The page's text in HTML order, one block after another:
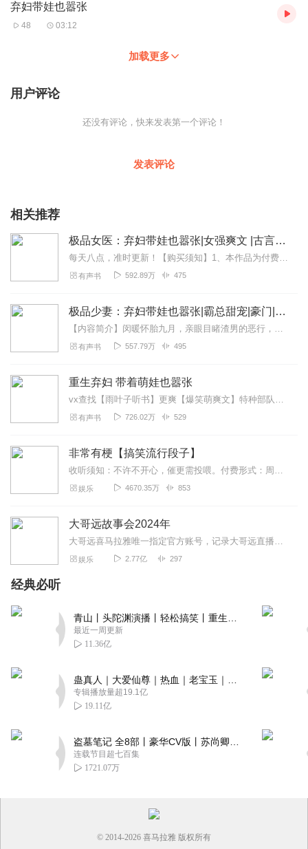
弃妇带娃也嚣张
48 03:12
加载更多
用户评论
还没有评论，快来发表第一个评论！
发表评论
相关推荐
极品女医：弃妇带娃也嚣张|女强爽文 |古言穿越|多人有声剧
每天八点，准时更新！【购买须知】1、本作品为付费有声书，购买成功后，即可收听。2、版权归原作者所有，严禁翻录成任何形式，严禁在任何第三方平台传播，违者将追究其法...
有声书 592.89万 475
极品少妻：弃妇带娃也嚣张|霸总甜宠|豪门|高甜萌宝
【内容简介】闵暖怀胎九月，亲眼目睹渣男的恶行，险些惨死在渣妹手中六年后，她携超萌小包子华丽归来孩子亲爹的身份闪瞎所有人狗眼亲爹身边还有一个和小包子一模一样的小男...
有声书 557.79万 495
重生弃妇 带着萌娃也嚣张
vx查找【雨叶子听书】更爽【爆笑萌爽文】特种部队军医出身，中西医尽皆大成，顾长生觉得这趟穿越之旅，来的太尼玛坑姐！一朝穿越就附赠儿子一只，嗯，这感觉不错...
有声书 726.02万 529
非常有梗【搞笑流行段子】
收听须知：不许不开心，催更需投喂。付费形式：周一付费更新，周四免费更新。不定期加更。会员免费听，或单期2.99元订购听（二选一即可）！本节目由喜马拉雅独家出品说...
娱乐 4670.35万 853
大哥远故事会2024年
大哥远喜马拉雅唯一指定官方账号，记录大哥远直播时讲述每段故事会，用最接地气的东北话带你身临其境走进每一段故事会，你笑了就行，不要纠结故事的真实性。故事消失的就是...
娱乐 2.77亿 297
经典必听
最近一周更新
11.36亿
专辑播放量超19.1亿
19.11亿
连载节目超七百集
1721.07万
© 2014-2026 喜马拉雅 版权所有